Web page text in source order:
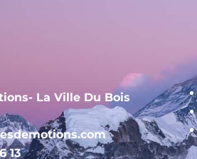
La Ville Du Bois
13